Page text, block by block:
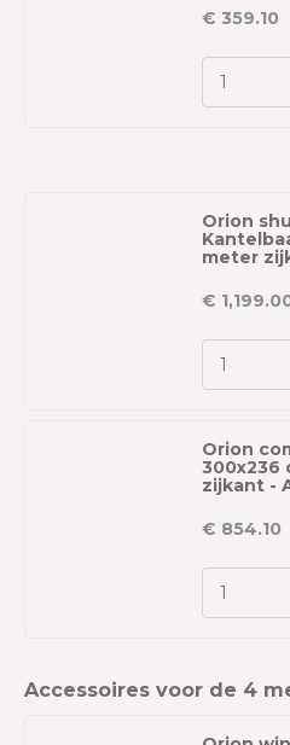
€ 359.10
Orion
meter
€
Orion
300x236
zijkant -
€ 854.10
Accessoires voor de 4